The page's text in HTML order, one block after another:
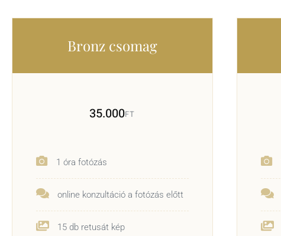
Bronz csomag
35.000FT
1 óra fotózás
online konzultáció a fotózás előtt
15 db retusát kép